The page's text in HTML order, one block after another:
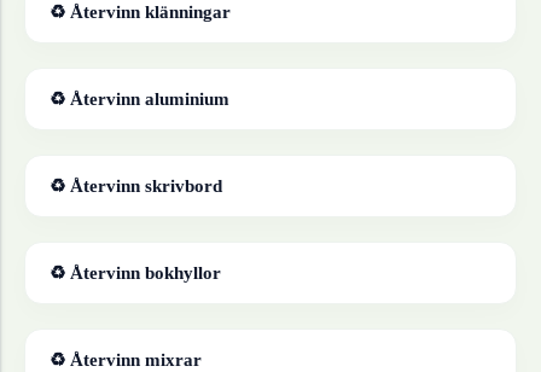
♻ Återvinn klänningar
♻ Återvinn aluminium
♻ Återvinn skrivbord
♻ Återvinn bokhyllor
♻ Återvinn mixrar